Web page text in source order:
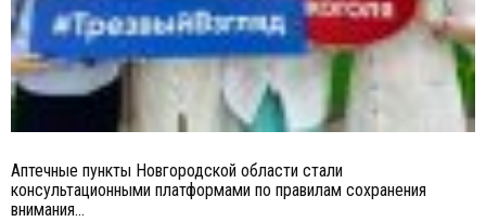
Аптечные пункты Новгородской области стали
консультационными платформами по правилам сохранения
внимания...